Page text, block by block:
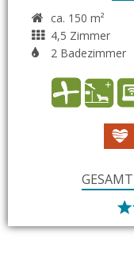
ca. 150 m²
4,5 Zimmer
2 Badezimmer